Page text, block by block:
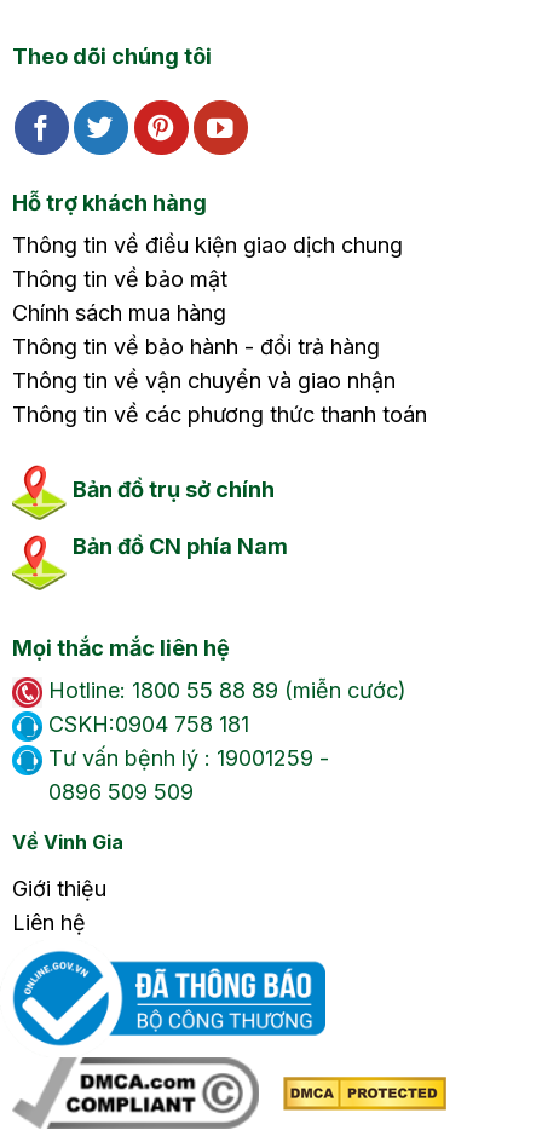
Theo dõi chúng tôi
Hỗ trợ khách hàng
Thông tin về điều kiện giao dịch chung
Thông tin về bảo mật
Chính sách mua hàng
Thông tin về bảo hành - đổi trả hàng
Thông tin về vận chuyển và giao nhận
Thông tin về các phương thức thanh toán
Bản đồ trụ sở chính
Bản đồ CN phía Nam
Mọi thắc mắc liên hệ
Hotline: 1800 55 88 89 (miễn cước)
CSKH:0904 758 181
Tư vấn bệnh lý : 19001259 -
0896 509 509
Về Vinh Gia
Giới thiệu
Liên hệ